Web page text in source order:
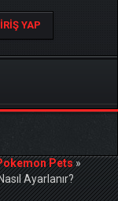
YAP
Pets»
Ayarlanır?